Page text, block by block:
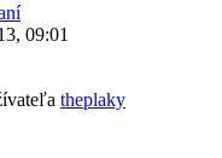
09:01
theplaky